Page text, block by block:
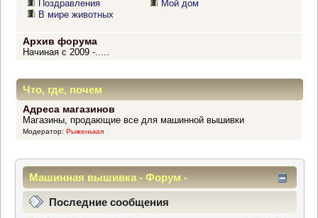
Поздравления
В мире животных
Мой дом
Архив форума
Начиная с 2009 -.....
Что, где, почем
Адреса магазинов
Магазины, продающие все для машинной вышивки
Модератор: Рыженькая
Машинная вышивка - Форум -
Информационный центр
Последние сообщения